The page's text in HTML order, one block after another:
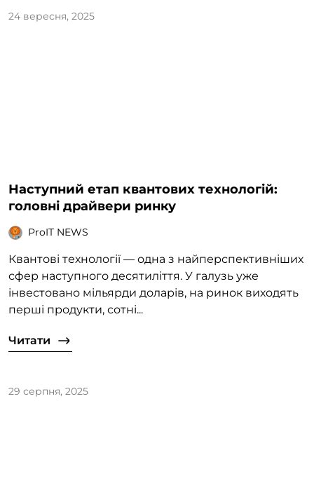
24 вересня, 2025
Наступний етап квантових технологій:
головні драйвери ринку
ProIT NEWS
Квантові технології — одна з найперспективніших
сфер наступного десятиліття. У галузь уже
інвестовано мільярди доларів, на ринок виходять
перші продукти, сотні...
Читати
29 серпня, 2025